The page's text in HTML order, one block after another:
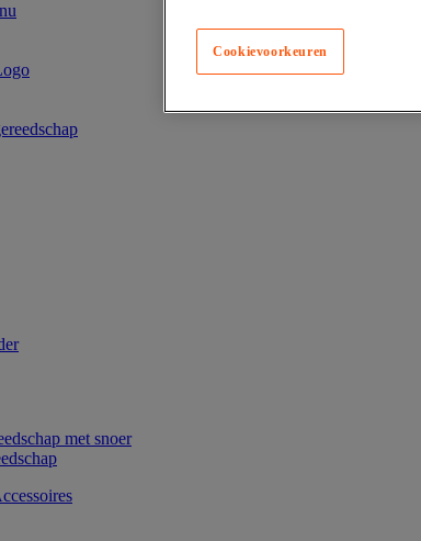
met snoer
Cookievoorkeuren